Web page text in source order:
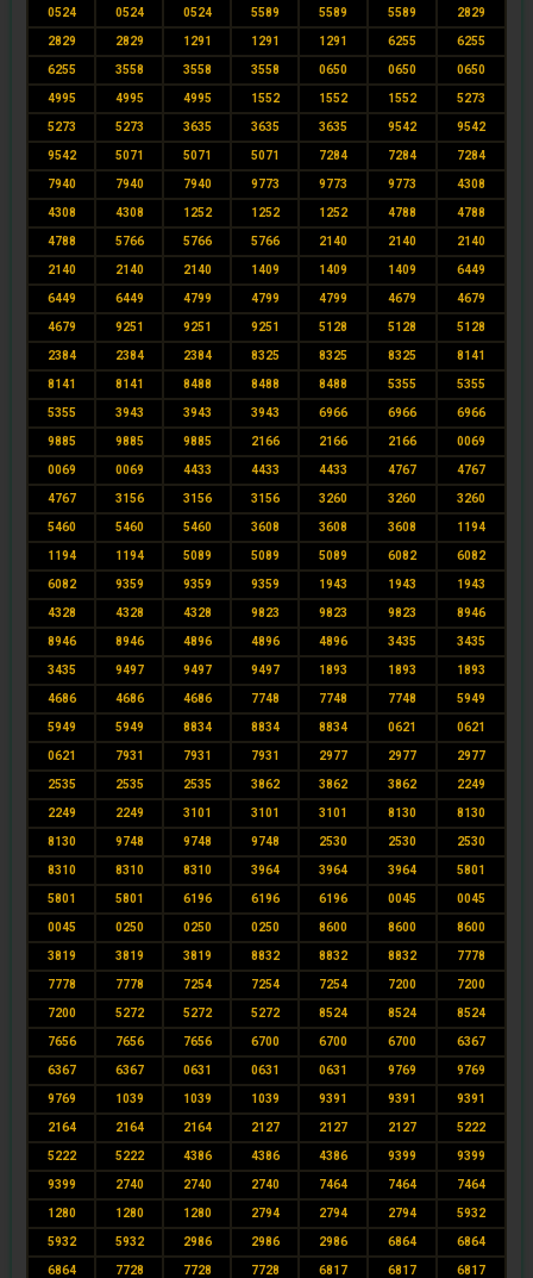
0524 0524 0524 5589 5589 5589 2829
2829 2829 1291 1291 1291 6255 6255
6255 3558 3558 3558 0650 0650 0650
4995 4995 4995 1552 1552 1552 5273
5273 5273 3635 3635 3635 9542 9542
9542 5071 5071 5071 7284 7284 7284
7940 7940 7940 9773 9773 9773 4308
4308 4308 1252 1252 1252 4788 4788
4788 5766 5766 5766 2140 2140 2140
2140 2140 2140 1409 1409 1409 6449
6449 6449 4799 4799 4799 4679 4679
4679 9251 9251 9251 5128 5128 5128
2384 2384 2384 8325 8325 8325 8141
8141 8141 8488 8488 8488 5355 5355
5355 3943 3943 3943 6966 6966 6966
9885 9885 9885 2166 2166 2166 0069
0069 0069 4433 4433 4433 4767 4767
4767 3156 3156 3156 3260 3260 3260
5460 5460 5460 3608 3608 3608 1194
1194 1194 5089 5089 5089 6082 6082
6082 9359 9359 9359 1943 1943 1943
4328 4328 4328 9823 9823 9823 8946
8946 8946 4896 4896 4896 3435 3435
3435 9497 9497 9497 1893 1893 1893
4686 4686 4686 7748 7748 7748 5949
5949 5949 8834 8834 8834 0621 0621
0621 7931 7931 7931 2977 2977 2977
2535 2535 2535 3862 3862 3862 2249
2249 2249 3101 3101 3101 8130 8130
8130 9748 9748 9748 2530 2530 2530
8310 8310 8310 3964 3964 3964 5801
5801 5801 6196 6196 6196 0045 0045
0045 0250 0250 0250 8600 8600 8600
3819 3819 3819 8832 8832 8832 7778
7778 7778 7254 7254 7254 7200 7200
7200 5272 5272 5272 8524 8524 8524
7656 7656 7656 6700 6700 6700 6367
6367 6367 0631 0631 0631 9769 9769
9769 1039 1039 1039 9391 9391 9391
2164 2164 2164 2127 2127 2127 5222
5222 5222 4386 4386 4386 9399 9399
9399 2740 2740 2740 7464 7464 7464
1280 1280 1280 2794 2794 2794 5932
5932 5932 2986 2986 2986 6864 6864
6864 7728 7728 7728 6817 6817 6817